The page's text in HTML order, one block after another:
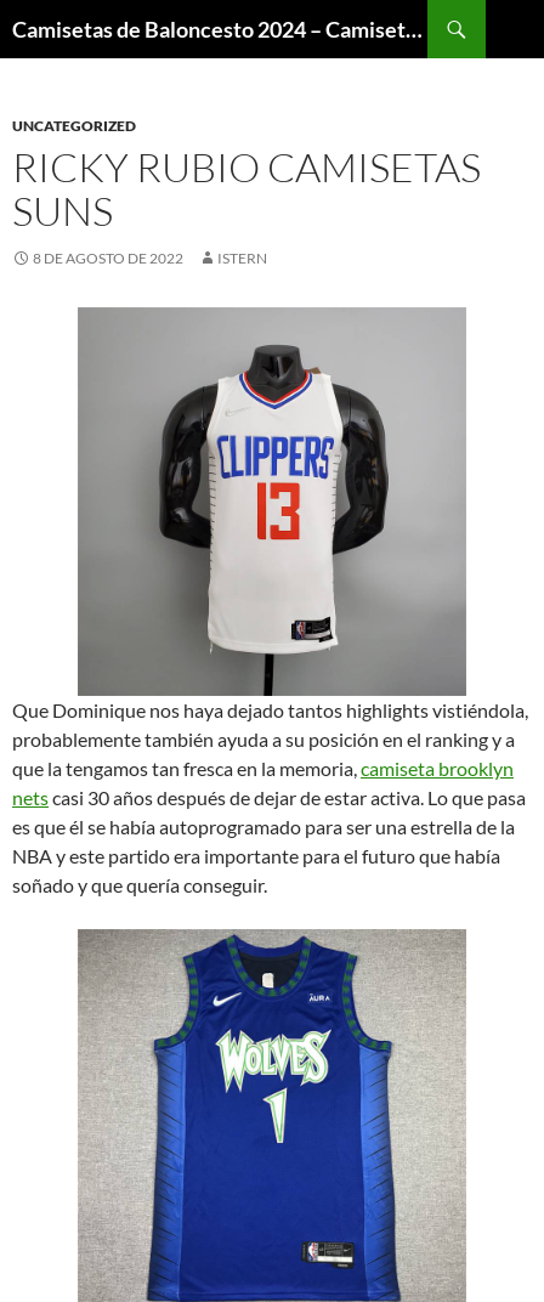
Camisetas de Baloncesto 2024 – Camisetas NBA
UNCATEGORIZED
RICKY RUBIO CAMISETAS
SUNS
8 DE AGOSTO DE 2022 ISTERN
Que Dominique nos haya dejado tantos highlights vistiéndola,
probablemente también ayuda a su posición en el ranking y a
que la tengamos tan fresca en la memoria,camiseta brooklyn
netscasi 30 años después de dejar de estar activa. Lo que pasa
es que él se había autoprogramado para ser una estrella de la
NBA y este partido era importante para el futuro que había
soñado y que quería conseguir.